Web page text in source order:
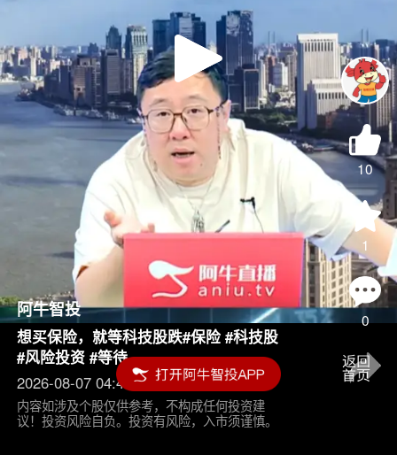
Play
Video
10
1
0
阿牛智投
想买保险，就等科技股跌#保险 #科技股
#风险投资 #等待
2026-08-07 04:45
内容如涉及个股仅供参考，不构成任何投资建
议！投资风险自负。投资有风险，入市须谨慎。